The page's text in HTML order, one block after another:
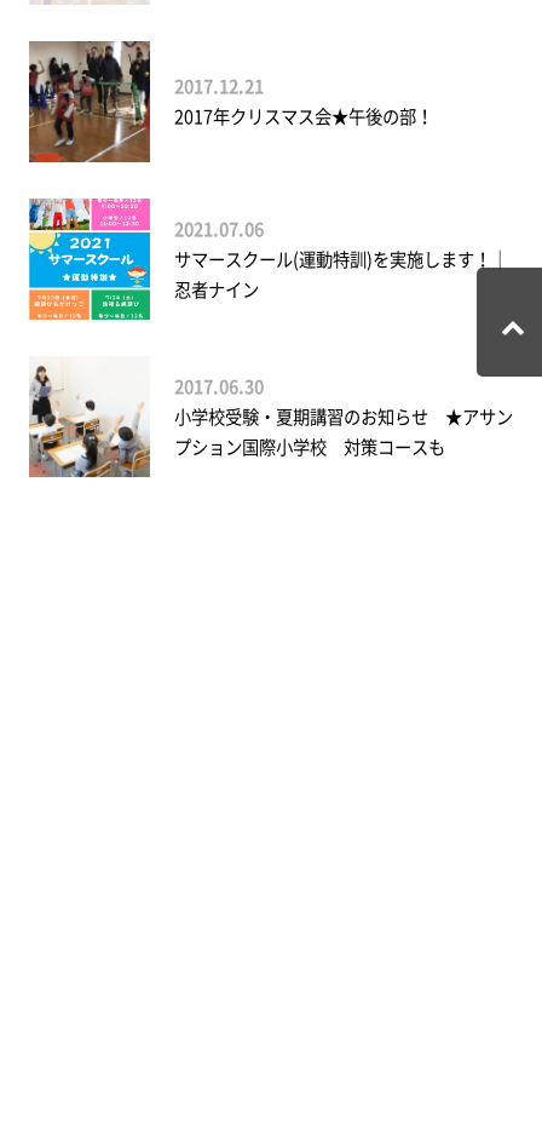
2017.12.21
2017年クリスマス会★午後の部！
2021.07.06
サマースクール(運動特訓)を実施します！｜
忍者ナイン
2017.06.30
小学校受験・夏期講習のお知らせ ★アサン
プション国際小学校 対策コースも